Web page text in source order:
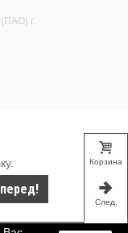
г.
Корзина
След.